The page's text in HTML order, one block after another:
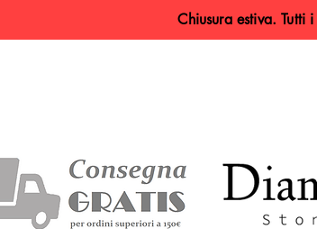
Chiusura estiva.